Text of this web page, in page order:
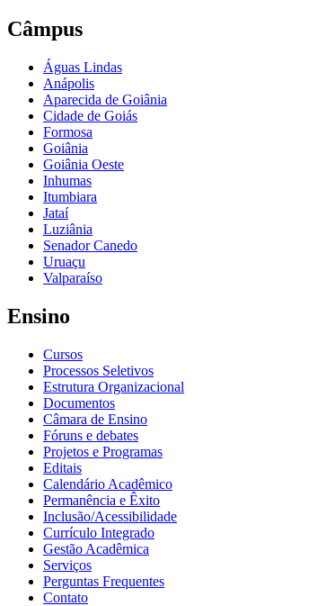
Câmpus
Águas Lindas
Anápolis
Aparecida de Goiânia
Cidade de Goiás
Formosa
Goiânia
Goiânia Oeste
Inhumas
Itumbiara
Jataí
Luziânia
Senador Canedo
Uruaçu
Valparaíso
Ensino
Cursos
Processos Seletivos
Estrutura Organizacional
Documentos
Câmara de Ensino
Fóruns e debates
Projetos e Programas
Editais
Calendário Acadêmico
Permanência e Êxito
Inclusão/Acessibilidade
Currículo Integrado
Gestão Acadêmica
Serviços
Perguntas Frequentes
Contato